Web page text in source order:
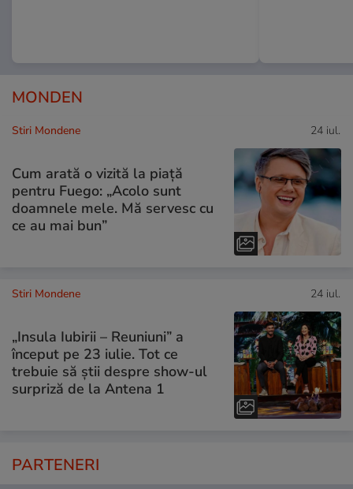
MONDEN
Stiri Mondene 24 iul.
Cum arată o vizită la piață
pentru Fuego: „Acolo sunt
doamnele mele. Mă servesc cu
ce au mai bun”
Stiri Mondene 24 iul.
„Insula Iubirii – Reuniuni” a
început pe 23 iulie. Tot ce
trebuie să știi despre show-ul
surpriză de la Antena 1
PARTENERI